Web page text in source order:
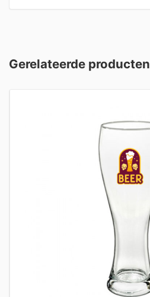
Gerelateerde producten